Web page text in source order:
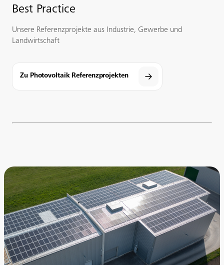
Best Practice
Unsere Referenzprojekte aus Industrie, Gewerbe und
Landwirtschaft
Zu Photovoltaik Referenzprojekten